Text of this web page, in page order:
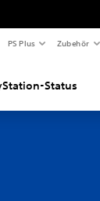
PS Plus Zubehör
Status